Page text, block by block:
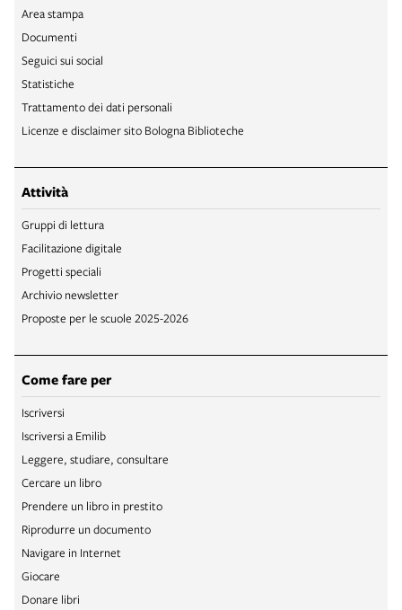
Area stampa
Documenti
Seguici sui social
Statistiche
Trattamento dei dati personali
Licenze e disclaimer sito Bologna Biblioteche
Attività
Gruppi di lettura
Facilitazione digitale
Progetti speciali
Archivio newsletter
Proposte per le scuole 2025-2026
Come fare per
Iscriversi
Iscriversi a Emilib
Leggere, studiare, consultare
Cercare un libro
Prendere un libro in prestito
Riprodurre un documento
Navigare in Internet
Giocare
Donare libri